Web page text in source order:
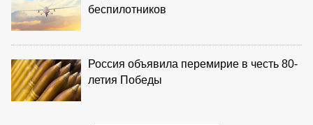
беспилотников
Россия объявила перемирие в честь 80-
летия Победы